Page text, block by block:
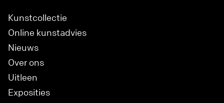
Kunstcollectie
Online kunstadvies
Nieuws
Over ons
Uitleen
Exposities